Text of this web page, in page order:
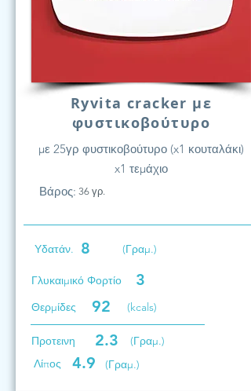
Ryvita cracker με
φυστικοβούτυρο
με 25γρ φυστικοβούτυρο (x1 κουταλάκι)
x1 τεμάχιο
Βάρος: 36 γρ.
Υδατάν. 8 (Γραμ.)
Γλυκαιμικό Φορτίο 3
Θερμίδες 92 (kcals)
Προτεινη 2.3
(Γραμ.)
Λίπος
4.9 (Γραμ.)